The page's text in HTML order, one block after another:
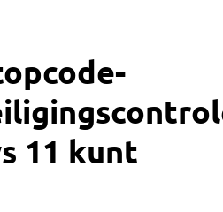
11 kunt